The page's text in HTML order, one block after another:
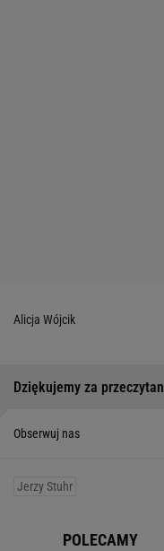
Alicja Wójcik
Dziękujemy za
Obserwuj nas
Jerzy Stuhr
POLECAMY